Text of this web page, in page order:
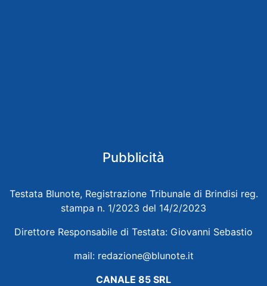
Pubblicità
Testata Blunote, Registrazione Tribunale di Brindisi reg.
stampa n. 1/2023 del 14/2/2023
Direttore Responsabile di Testata: Giovanni Sebastio
mail: redazione@blunote.it
CANALE 85 SRL